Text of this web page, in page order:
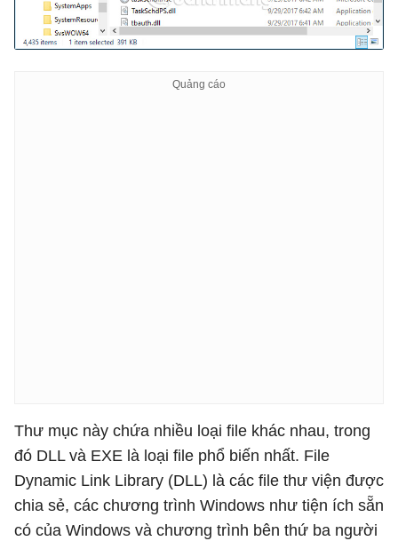
Thư mục này chứa nhiều loại file khác nhau, trong
đó DLL và EXE là loại file phổ biến nhất. File
Dynamic Link Library (DLL) là các file thư viện được
chia sẻ, các chương trình Windows như tiện ích sẵn
có của Windows và chương trình bên thứ ba người